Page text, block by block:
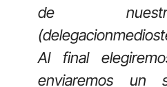
de
Al final
enviaremos un